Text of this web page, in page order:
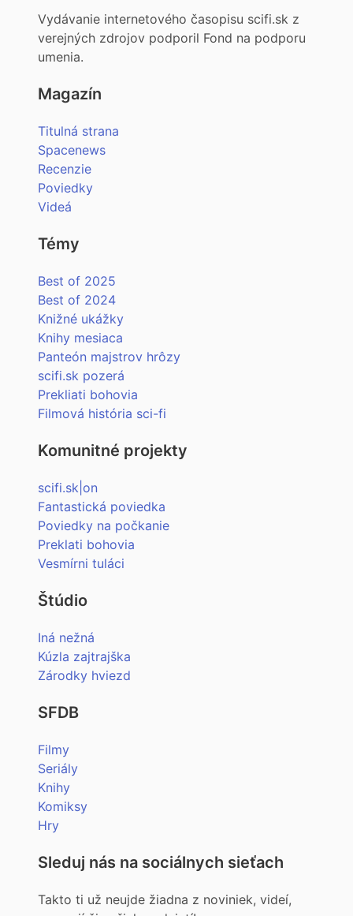
Vydávanie internetového časopisu scifi.sk z
verejných zdrojov podporil Fond na podporu
umenia.
Magazín
Titulná strana
Spacenews
Recenzie
Poviedky
Videá
Témy
Best of 2025
Best of 2024
Knižné ukážky
Knihy mesiaca
Panteón majstrov hrôzy
scifi.sk pozerá
Prekliati bohovia
Filmová história sci-fi
Komunitné projekty
scifi.sk|on
Fantastická poviedka
Poviedky na počkanie
Preklati bohovia
Vesmírni tuláci
Štúdio
Iná nežná
Kúzla zajtrajška
Zárodky hviezd
SFDB
Filmy
Seriály
Knihy
Komiksy
Hry
Sleduj nás na sociálnych sieťach
Takto ti už neujde žiadna z noviniek, videí,